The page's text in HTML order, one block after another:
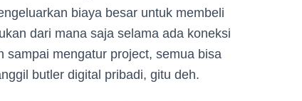
biaya besar untuk membeli
dari mana saja selama ada koneksi
sampai mengatur project, semua bisa
butler digital pribadi, gitu deh.